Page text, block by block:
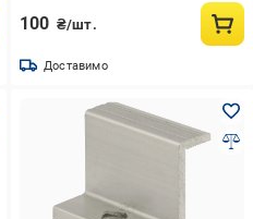
100 ₴/шт.
Доставимо